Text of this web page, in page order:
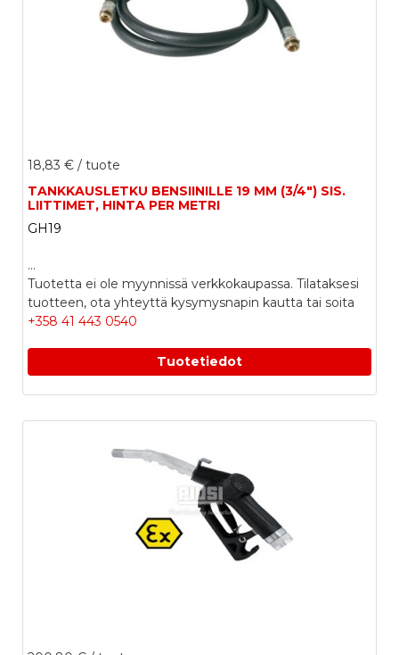
18,83 € / tuote
TANKKAUSLETKU BENSIINILLE 19 MM (3/4") SIS.
LIITTIMET, HINTA PER METRI
GH19
...
Tuotetta ei ole myynnissä verkkokaupassa. Tilataksesi
tuotteen, ota yhteyttä kysymysnapin kautta tai soita
+358 41 443 0540
Tuotetiedot